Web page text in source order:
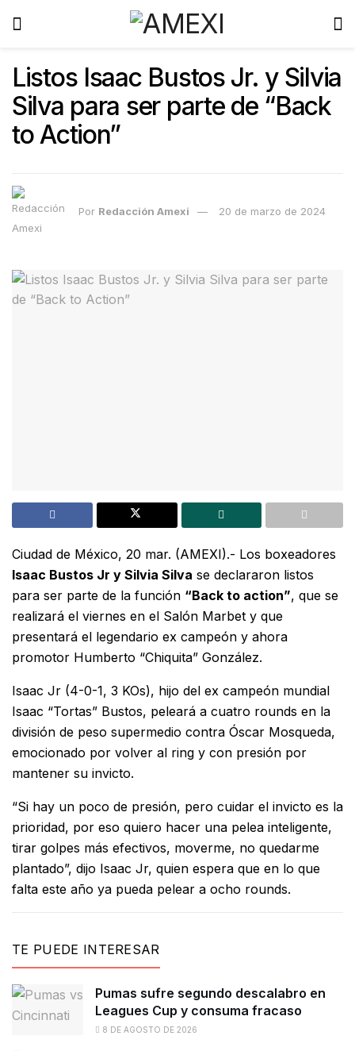
Listos Isaac Bustos Jr. y Silvia
Silva para ser parte de “Back
to Action”
Por Redacción Amexi 20 de marzo de 2024
Ciudad de México, 20 mar. (AMEXI).- Los boxeadores
Isaac Bustos Jr y Silvia Silva se declararon listos
para ser parte de la función “Back to action”, que se
realizará el viernes en el Salón Marbet y que
presentará el legendario ex campeón y ahora
promotor Humberto “Chiquita” González.
Isaac Jr (4-0-1, 3 KOs), hijo del ex campeón mundial
Isaac “Tortas” Bustos, peleará a cuatro rounds en la
división de peso supermedio contra Óscar Mosqueda,
emocionado por volver al ring y con presión por
mantener su invicto.
“Si hay un poco de presión, pero cuidar el invicto es la
prioridad, por eso quiero hacer una pelea inteligente,
tirar golpes más efectivos, moverme, no quedarme
plantado”, dijo Isaac Jr, quien espera que en lo que
falta este año ya pueda pelear a ocho rounds.
TE PUEDE INTERESAR
Pumas sufre segundo descalabro en
Leagues Cup y consuma fracaso
8 DE AGOSTO DE 2026